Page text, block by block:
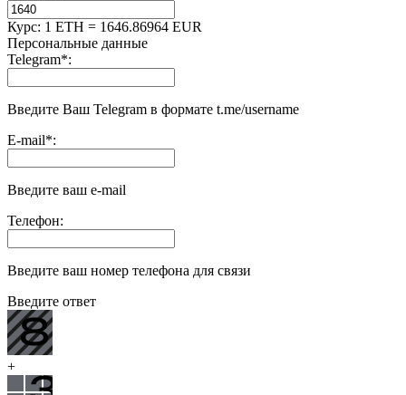
Курс: 1 ETH = 1646.86964 EUR
Персональные данные
Telegram*:
Введите Ваш Telegram в формате t.me/username
E-mail*:
Введите ваш e-mail
Телефон:
Введите ваш номер телефона для связи
Введите ответ
+